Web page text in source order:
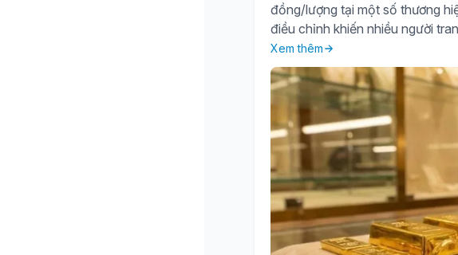
đồng/lượng tại một số thương
điều chỉnh khiến nhiều người
Xem thêm